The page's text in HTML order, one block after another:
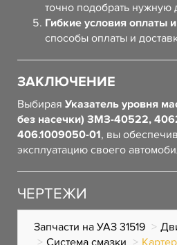
точно подобрать нужную
Гибкие условия оплаты
способы оплаты и
ЗАКЛЮЧЕНИЕ
Выбирая Указатель уровня
без насечки) ЗМЗ-40522,
406.1009050-01, вы
эксплуатацию своего
ЧЕРТЕЖИ
Запчасти на УАЗ 31519
Система смазки